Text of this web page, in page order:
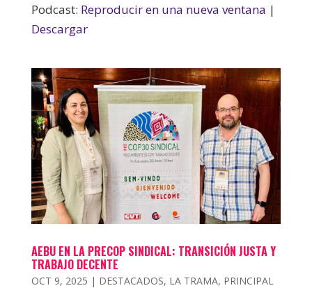
Podcast: Reproducir en una nueva ventana |
Descargar
AEBU EN LA PRECOP SINDICAL: TRANSICIÓN JUSTA Y
TRABAJO DECENTE
OCT 9, 2025 | DESTACADOS, LA TRAMA, PRINCIPAL